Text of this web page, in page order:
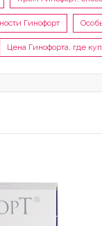
Гинофорт
Цена Гинофорта, где